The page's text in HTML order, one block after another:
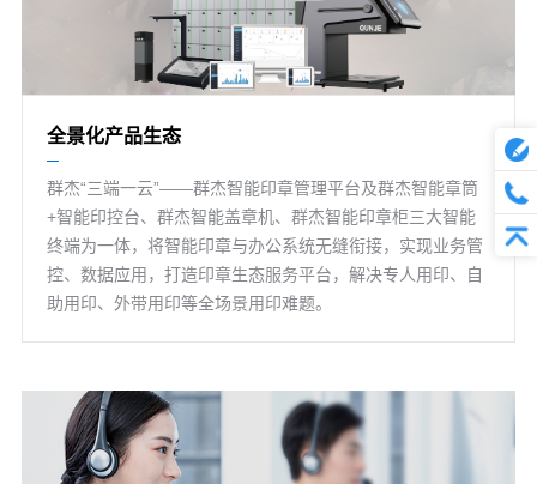
全景化产品生态
群杰“三端一云”——群杰智能印章管理平台及群杰智能章筒
+智能印控台、群杰智能盖章机、群杰智能印章柜三大智能
终端为一体，将智能印章与办公系统无缝衔接，实现业务管
控、数据应用，打造印章生态服务平台，解决专人用印、自
助用印、外带用印等全场景用印难题。